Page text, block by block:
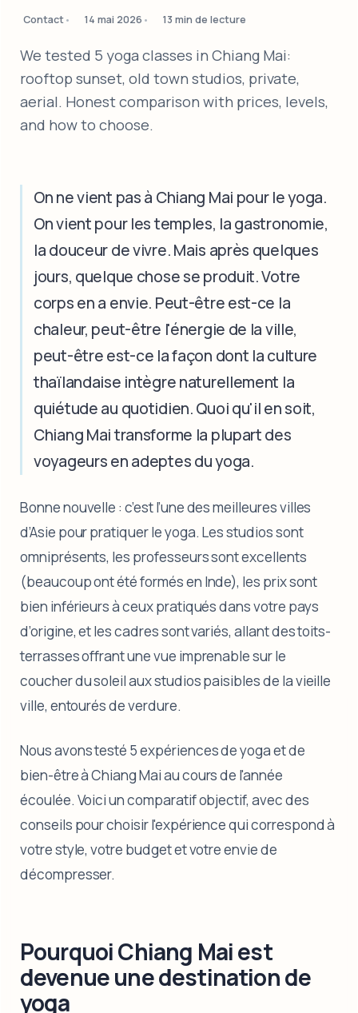
Contact 14 mai 2026 13 min de lecture
We tested 5 yoga classes in Chiang Mai:
rooftop sunset, old town studios, private,
aerial. Honest comparison with prices, levels,
and how to choose.
On ne vient pas à Chiang Mai pour le yoga.
On vient pour les temples, la gastronomie,
la douceur de vivre. Mais après quelques
jours, quelque chose se produit. Votre
corps en a envie. Peut-être est-ce la
chaleur, peut-être l'énergie de la ville,
peut-être est-ce la façon dont la culture
thaïlandaise intègre naturellement la
quiétude au quotidien. Quoi qu'il en soit,
Chiang Mai transforme la plupart des
voyageurs en adeptes du yoga.
Bonne nouvelle : c’est l’une des meilleures villes
d’Asie pour pratiquer le yoga. Les studios sont
omniprésents, les professeurs sont excellents
(beaucoup ont été formés en Inde), les prix sont
bien inférieurs à ceux pratiqués dans votre pays
d’origine, et les cadres sont variés, allant des toits-
terrasses offrant une vue imprenable sur le
coucher du soleil aux studios paisibles de la vieille
ville, entourés de verdure.
Nous avons testé 5 expériences de yoga et de
bien-être à Chiang Mai au cours de l'année
écoulée. Voici un comparatif objectif, avec des
conseils pour choisir l'expérience qui correspond à
votre style, votre budget et votre envie de
décompresser.
Pourquoi Chiang Mai est
devenue une destination de
yoga